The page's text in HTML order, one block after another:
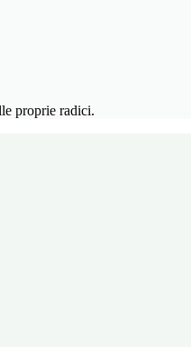
proprie radici.